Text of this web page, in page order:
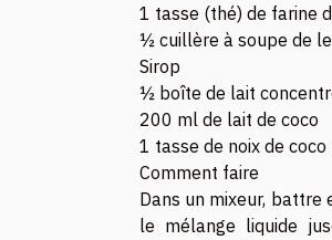
1 tasse (thé) de farine
½ cuillère à soupe de
Sirop
½ boîte de lait
200 ml de lait de coco
1 tasse de noix de
Comment faire
Dans un mixeur,
le mélange liquide